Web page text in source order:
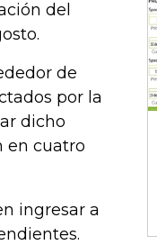
del
de
por la
dicho
en cuatro
ingresar a